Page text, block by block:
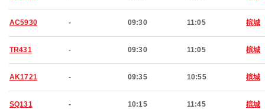
AC5930 - 09:30 11:05 槟城
TR431 - 09:30 11:05 槟城
AK1721 - 09:35 10:55 槟城
SQ131 - 10:15 11:45 槟城